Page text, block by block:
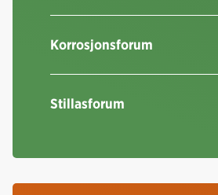
Korrosjonsforum
Stillasforum